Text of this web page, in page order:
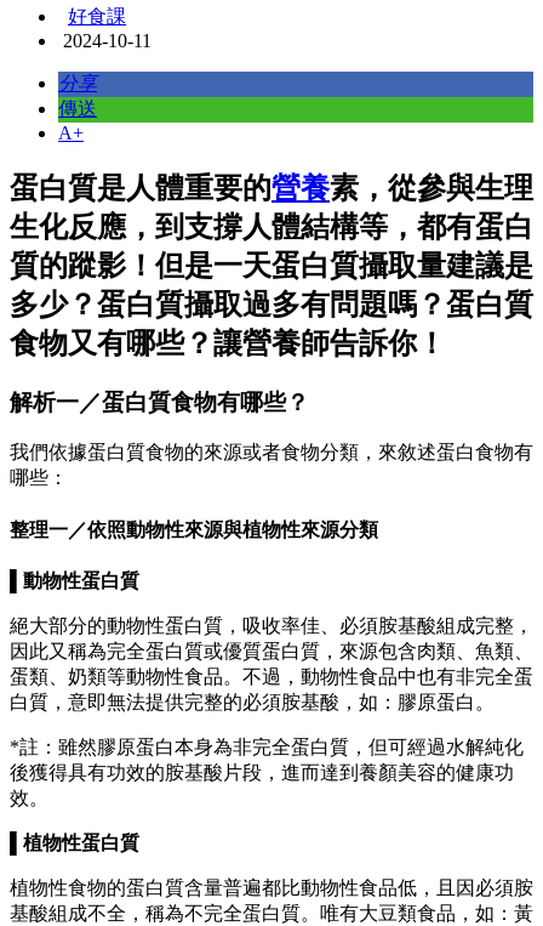
好食課
2024-10-11
分享
傳送
A+
蛋白質是人體重要的營養素，從參與生理
生化反應，到支撐人體結構等，都有蛋白
質的蹤影！但是一天蛋白質攝取量建議是
多少？蛋白質攝取過多有問題嗎？蛋白質
食物又有哪些？讓營養師告訴你！
解析一／蛋白質食物有哪些？
我們依據蛋白質食物的來源或者食物分類，來敘述蛋白食物有
哪些：
整理一／依照動物性來源與植物性來源分類
動物性蛋白質
絕大部分的動物性蛋白質，吸收率佳、必須胺基酸組成完整，
因此又稱為完全蛋白質或優質蛋白質，來源包含肉類、魚類、
蛋類、奶類等動物性食品。不過，動物性食品中也有非完全蛋
白質，意即無法提供完整的必須胺基酸，如：膠原蛋白。
*註：雖然膠原蛋白本身為非完全蛋白質，但可經過水解純化
後獲得具有功效的胺基酸片段，進而達到養顏美容的健康功
效。
植物性蛋白質
植物性食物的蛋白質含量普遍都比動物性食品低，且因必須胺
基酸組成不全，稱為不完全蛋白質。唯有大豆類食品，如：黃